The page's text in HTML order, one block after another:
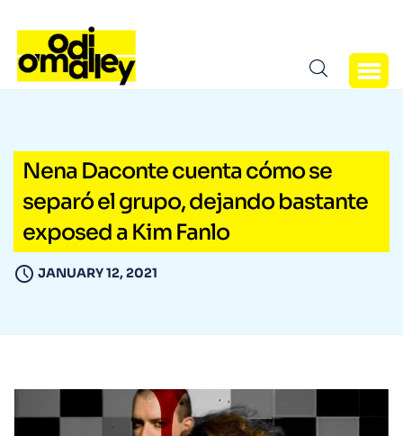
Nena Daconte cuenta cómo se
separó el grupo, dejando bastante
exposed a Kim Fanlo
JANUARY 12, 2021